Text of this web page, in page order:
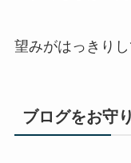
望みがはっきり
ブログをお守